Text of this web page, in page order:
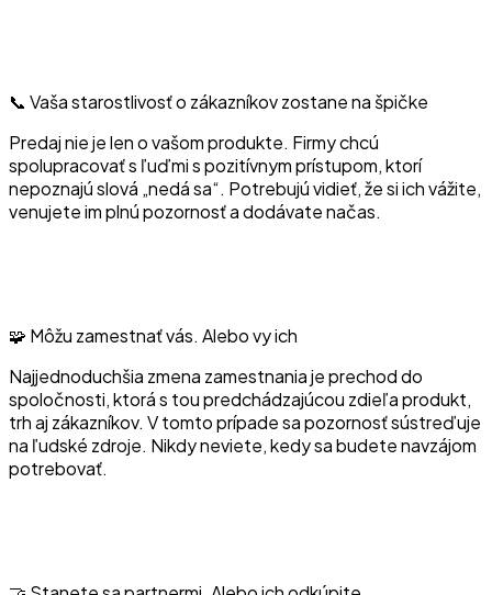
📞 Vaša starostlivosť o zákazníkov zostane na špičke
Predaj nie je len o vašom produkte. Firmy chcú
spolupracovať s ľuďmi s pozitívnym prístupom, ktorí
nepoznajú slová „nedá sa“. Potrebujú vidieť, že si ich vážite,
venujete im plnú pozornosť a dodávate načas.
🧩 Môžu zamestnať vás. Alebo vy ich
Najjednoduchšia zmena zamestnania je prechod do
spoločnosti, ktorá s tou predchádzajúcou zdieľa produkt,
trh aj zákazníkov. V tomto prípade sa pozornosť sústreďuje
na ľudské zdroje. Nikdy neviete, kedy sa budete navzájom
potrebovať.